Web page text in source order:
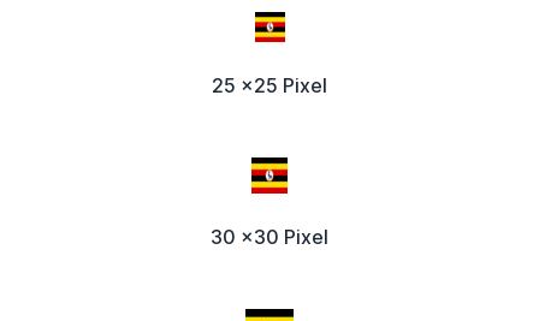
25 x25 Pixel
30 x30 Pixel